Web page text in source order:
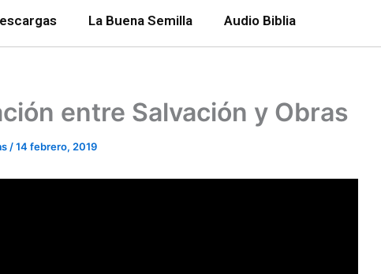
La Buena Semilla Audio Biblia
entre Salvación y Obras
/14 febrero, 2019